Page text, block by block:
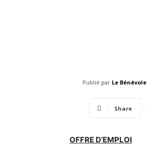
Publié par Le Bénévole
Share
OFFRE D’EMPLOI